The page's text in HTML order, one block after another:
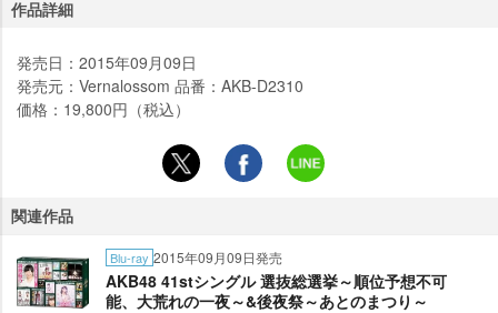
作品詳細
発売日：2015年09月09日
発売元：Vernalossom 品番：AKB-D2310
価格：19,800円（税込）
関連作品
Blu-ray 2015年09月09日発売
AKB48 41stシングル 選抜総選挙～順位予想不可
能、大荒れの一夜～&後夜祭～あとのまつり～